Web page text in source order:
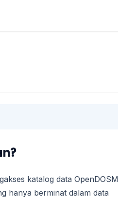
katalog data OpenDOSM
hanya berminat dalam data